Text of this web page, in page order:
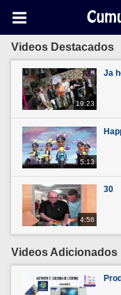
Videos Destacados
19:23
Ja
5:13
4:56
30
Videos Adicionados